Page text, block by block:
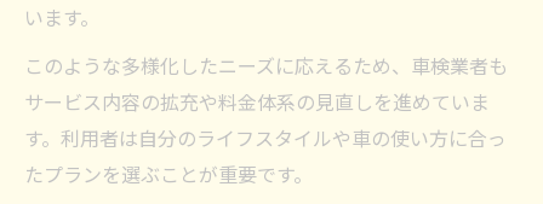
います。
このような多様化したニーズに応えるため、車検業者も
サービス内容の拡充や料金体系の見直しを進めていま
す。利用者は自分のライフスタイルや車の使い方に合っ
たプランを選ぶことが重要です。